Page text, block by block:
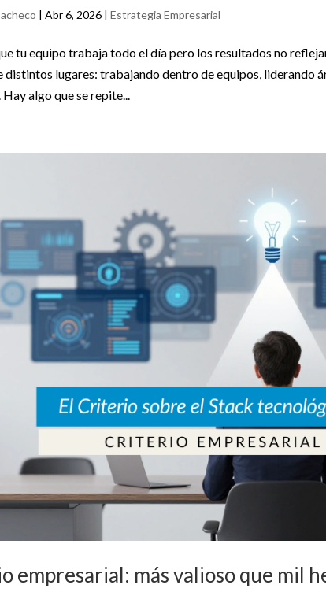
|Abr 6, 2026 |Estrategia Empresarial
tu equipo trabaja todo el día pero los resultados no
distintos lugares: trabajando dentro de equipos, liderando
algo que se repite...
empresarial: más valioso que mil